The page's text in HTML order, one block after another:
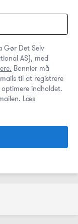
Gør Det Selv
AS), med
Bonnier må
til at registrere
indholdet.
Læs